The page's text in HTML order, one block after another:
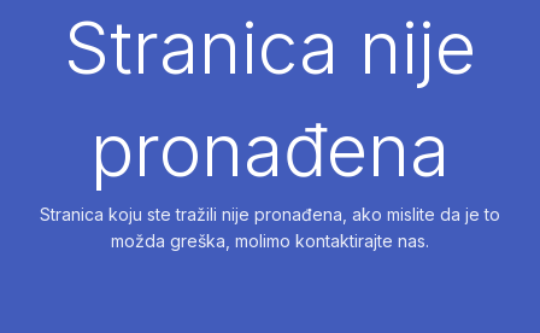
Stranica nije
pronađena
Stranica koju ste tražili nije pronađena, ako mislite da je to
možda greška, molimo kontaktirajte nas.